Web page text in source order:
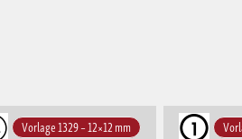
Vorlage 1329 – 12×12 mm